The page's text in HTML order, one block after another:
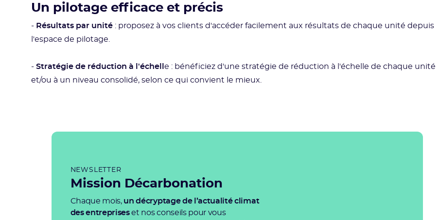
Un pilotage efficace et précis
- Résultats par unité : proposez à vos clients d'accéder facilement aux résultats de chaque unité depuis
l'espace de pilotage.
- Stratégie de réduction à l'échell e : bénéficiez d'une stratégie de réduction à l'échelle de chaque unité
et/ou à un niveau consolidé, selon ce qui convient le mieux.
NEWSLETTER
Mission Décarbonation
Chaque mois, un décryptage de l’actualité climat
des entrepriseset nos conseils pour vous